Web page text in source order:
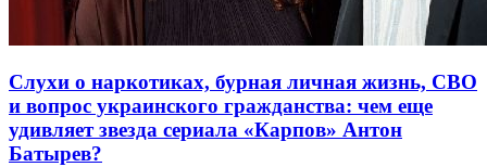
Слухи о наркотиках, бурная личная жизнь, СВО
и вопрос украинского гражданства: чем еще
удивляет звезда сериала «Карпов» Антон
Батырев?